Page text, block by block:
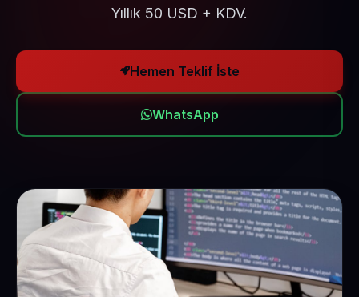
Yıllık 50 USD + KDV.
Hemen Teklif İste
WhatsApp